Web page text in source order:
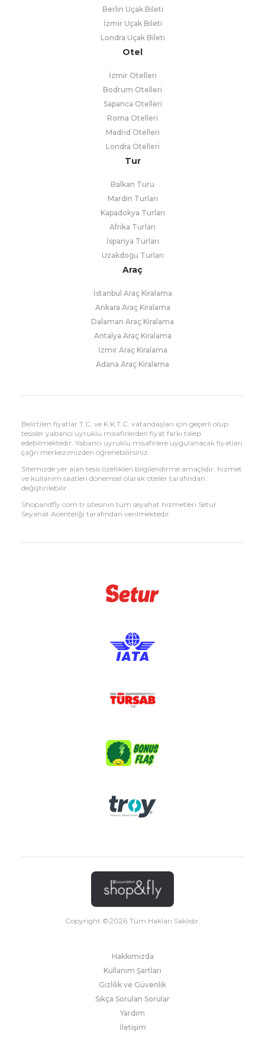
Berlin Uçak Bileti
İzmir Uçak Bileti
Londra Uçak Bileti
Otel
İzmir Otelleri
Bodrum Otelleri
Sapanca Otelleri
Roma Otelleri
Madrid Otelleri
Londra Otelleri
Tur
Balkan Turu
Mardin Turları
Kapadokya Turları
Afrika Turları
İspanya Turları
Uzakdoğu Turları
Araç
İstanbul Araç Kiralama
Ankara Araç Kiralama
Dalaman Araç Kiralama
Antalya Araç Kiralama
İzmir Araç Kiralama
Adana Araç Kiralama
Belirtilen fiyatlar T.C. ve K.K.T.C. vatandaşları için geçerli olup
tesisler yabancı uyruklu misafirlerden fiyat farkı talep
edebilmektedir. Yabancı uyruklu misafirlere uygulanacak fiyatları
çağrı merkezimizden öğrenebilirsiniz.
Sitemizde yer alan tesis özellikleri bilgilendirme amaçlıdır, hizmet
ve kullanım saatleri dönemsel olarak oteller tarafından
değiştirilebilir.
Shopandfly.com.tr sitesinin tüm seyahat hizmetleri Setur
Seyahat Acenteliği tarafından verilmektedir.
Copyright ©2026Tüm Hakları Saklıdır.
Hakkımızda
Kullanım Şartları
Gizlilik ve Güvenlik
Sıkça Sorulan Sorular
Yardım
İletişim